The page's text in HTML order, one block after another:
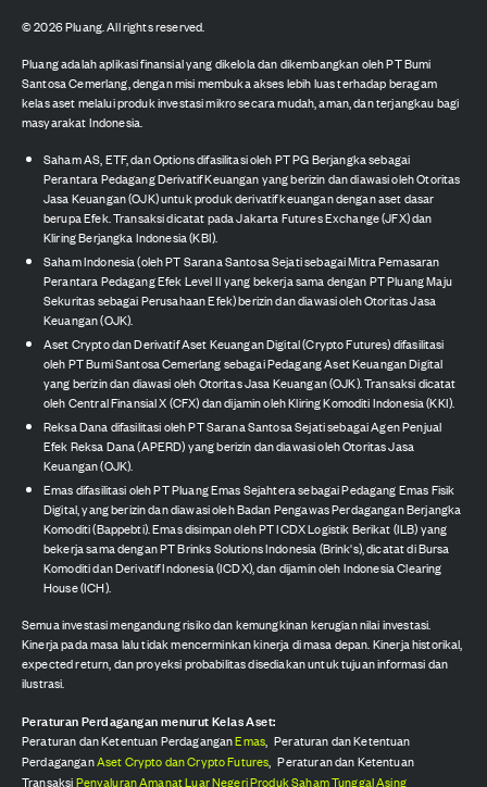
©2026Pluang. All rights reserved.
Pluang adalah aplikasi finansial yang dikelola dan dikembangkan oleh PT Bumi
Santosa Cemerlang, dengan misi membuka akses lebih luas terhadap beragam
kelas aset melalui produk investasi mikro secara mudah, aman, dan terjangkau bagi
masyarakat Indonesia.
Saham AS, ETF, dan Options difasilitasi oleh PT PG Berjangka sebagai
Perantara Pedagang Derivatif Keuangan yang berizin dan diawasi oleh Otoritas
Jasa Keuangan (OJK) untuk produk derivatif keuangan dengan aset dasar
berupa Efek. Transaksi dicatat pada Jakarta Futures Exchange (JFX) dan
Kliring Berjangka Indonesia (KBI).
Saham Indonesia (oleh PT Sarana Santosa Sejati sebagai Mitra Pemasaran
Perantara Pedagang Efek Level II yang bekerja sama dengan PT Pluang Maju
Sekuritas sebagai Perusahaan Efek) berizin dan diawasi oleh Otoritas Jasa
Keuangan (OJK).
Aset Crypto dan Derivatif Aset Keuangan Digital (Crypto Futures) difasilitasi
oleh PT Bumi Santosa Cemerlang sebagai Pedagang Aset Keuangan Digital
yang berizin dan diawasi oleh Otoritas Jasa Keuangan (OJK). Transaksi dicatat
oleh Central Finansial X (CFX) dan dijamin oleh Kliring Komoditi Indonesia (KKI).
Reksa Dana difasilitasi oleh PT Sarana Santosa Sejati sebagai Agen Penjual
Efek Reksa Dana (APERD) yang berizin dan diawasi oleh Otoritas Jasa
Keuangan (OJK).
Emas difasilitasi oleh PT Pluang Emas Sejahtera sebagai Pedagang Emas Fisik
Digital, yang berizin dan diawasi oleh Badan Pengawas Perdagangan Berjangka
Komoditi (Bappebti). Emas disimpan oleh PT ICDX Logistik Berikat (ILB) yang
bekerja sama dengan PT Brinks Solutions Indonesia (Brink's), dicatat di Bursa
Komoditi dan Derivatif Indonesia (ICDX), dan dijamin oleh Indonesia Clearing
House (ICH).
Semua investasi mengandung risiko dan kemungkinan kerugian nilai investasi.
Kinerja pada masa lalu tidak mencerminkan kinerja di masa depan. Kinerja historikal,
expected return, dan proyeksi probabilitas disediakan untuk tujuan informasi dan
ilustrasi.
Peraturan Perdagangan menurut Kelas Aset:
Peraturan dan Ketentuan PerdaganganEmas, Peraturan dan Ketentuan
PerdaganganAset Crypto dan Crypto Futures, Peraturan dan Ketentuan
TransaksiPenyaluran Amanat Luar Negeri Produk Saham Tunggal Asing